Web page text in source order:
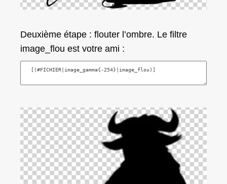
Deuxième étape : flouter l’ombre. Le filtre
image_flou est votre ami :